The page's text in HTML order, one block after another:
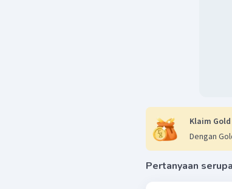
Klaim
Dengan
Pertanyaan serupa